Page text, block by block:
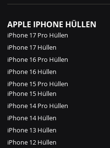
APPLE IPHONE HÜLLEN
iPhone 17 Pro Hüllen
iPhone 17 Hüllen
iPhone 16 Pro Hüllen
iPhone 16 Hüllen
iPhone 15 Pro Hüllen
iPhone 15 Hüllen
iPhone 14 Pro Hüllen
iPhone 14 Hüllen
iPhone 13 Hüllen
iPhone 12 Hüllen